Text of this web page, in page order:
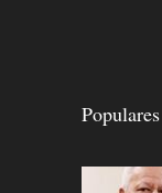
Populares